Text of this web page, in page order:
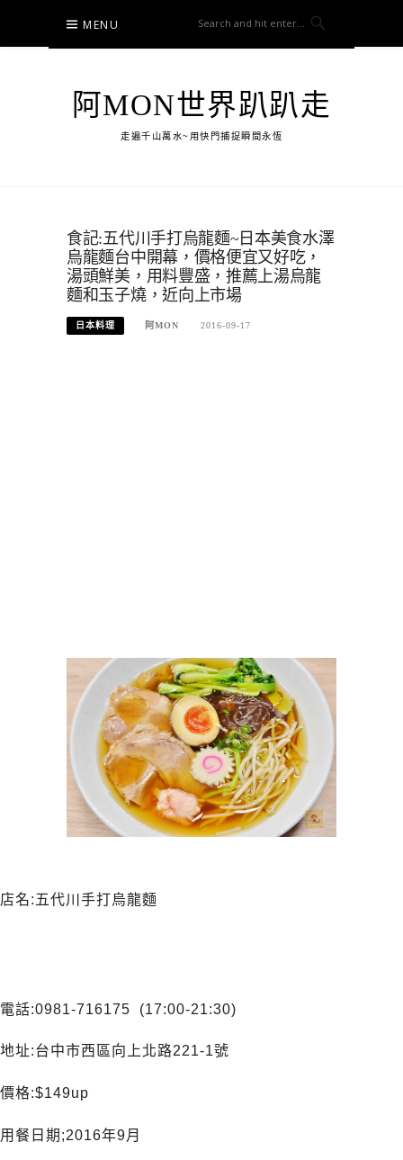
content
MENU
阿MON世界趴趴走
走遍千山萬水~用快門捕捉瞬間永恆
食記:五代川手打烏龍麵~日本美食水澤
烏龍麵台中開幕，價格便宜又好吃，
湯頭鮮美，用料豐盛，推薦上湯烏龍
麵和玉子燒，近向上市場
日本料理 阿MON 2016-09-17
店名:五代川手打烏龍麵
電話:0981-716175 (17:00-21:30)
地址:台中市西區向上北路221-1號
價格:$149up
用餐日期;2016年9月